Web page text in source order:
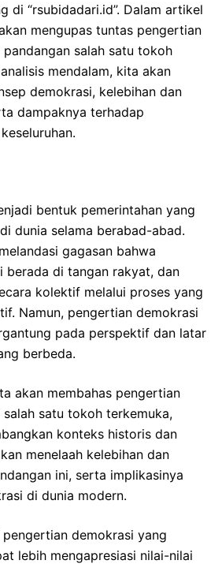
di “rsubidadari.id”. Dalam artikel
mengupas tuntas pengertian
salah satu tokoh
mendalam, kita akan
demokrasi, kelebihan dan
dampaknya terhadap
bentuk pemerintahan yang
dunia selama berabad-abad.
gagasan bahwa
berada di tangan rakyat, dan
kolektif melalui proses yang
Namun, pengertian demokrasi
pada perspektif dan latar
berbeda.
akan membahas pengertian
satu tokoh terkemuka,
konteks historis dan
menelaah kelebihan dan
ini, serta implikasinya
di dunia modern.
pengertian demokrasi yang
lebih mengapresiasi nilai-nilai